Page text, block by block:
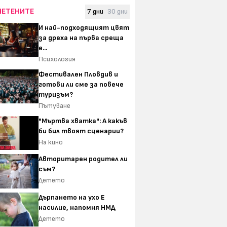
7 дни 30 дни
И най-подходящият цвят
за дреха на първа среща
е...
Психология
Фестивален Пловдив и
готови ли сме за повече
туризъм?
Пътуване
"Мъртва хватка": А какъв
би бил твоят сценарии?
На кино
Авторитарен родител ли
съм?
Детето
Дърпането на ухо Е
насилие, напомня НМД
Детето